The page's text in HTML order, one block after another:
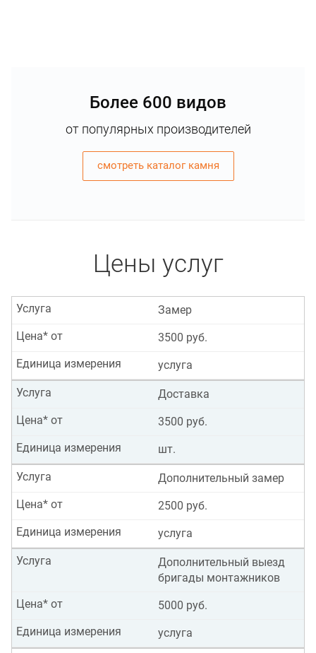
Более 600 видов
от популярных производителей
смотреть каталог камня
Цены услуг
Замер
Услуга
3500 руб.
Цена* от
услуга
Единица измерения
Доставка
Услуга
3500 руб.
Цена* от
шт.
Единица измерения
Дополнительный замер
Услуга
2500 руб.
Цена* от
услуга
Единица измерения
Дополнительный выезд
бригады монтажников
Услуга
5000 руб.
Цена* от
услуга
Единица измерения